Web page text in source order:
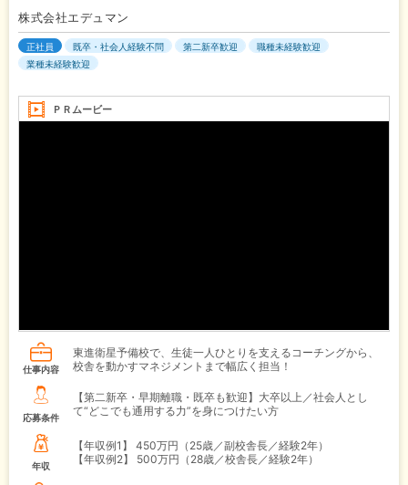
株式会社エデュマン
正社員 既卒・社会人経験不問 第二新卒歓迎
職種未経験歓迎
業種未経験歓迎
ＰＲムービー
仕事内容
東進衛星予備校で、生徒一人ひとりを支えるコーチングから、
校舎を動かすマネジメントまで幅広く担当！
応募条件
【第二新卒・早期離職・既卒も歓迎】大卒以上／社会人とし
て“どこでも通用する力”を身につけたい方
年収
【年収例1】
450万円（25歳／副校舎長／経験2年）
【年収例2】
500万円（28歳／校舎長／経験2年）